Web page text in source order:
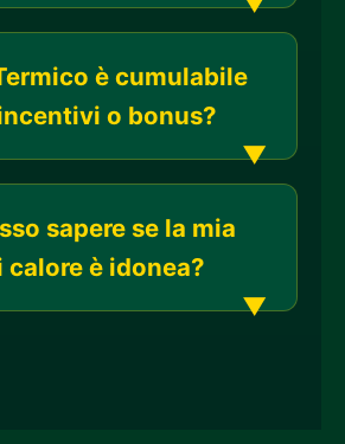
è cumulabile
o bonus?
sapere se la mia
calore è idonea?